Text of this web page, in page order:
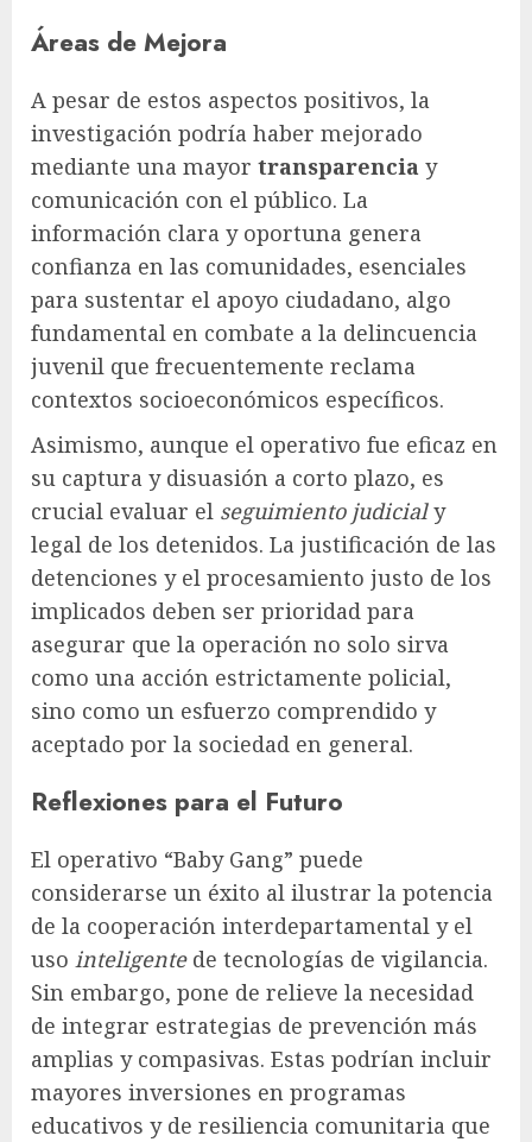
Áreas de Mejora
A pesar de estos aspectos positivos, la
investigación podría haber mejorado
mediante una mayor transparencia y
comunicación con el público. La
información clara y oportuna genera
confianza en las comunidades, esenciales
para sustentar el apoyo ciudadano, algo
fundamental en combate a la delincuencia
juvenil que frecuentemente reclama
contextos socioeconómicos específicos.
Asimismo, aunque el operativo fue eficaz en
su captura y disuasión a corto plazo, es
crucial evaluar el seguimiento judicialy
legal de los detenidos. La justificación de las
detenciones y el procesamiento justo de los
implicados deben ser prioridad para
asegurar que la operación no solo sirva
como una acción estrictamente policial,
sino como un esfuerzo comprendido y
aceptado por la sociedad en general.
Reflexiones para el Futuro
El operativo “Baby Gang” puede
considerarse un éxito al ilustrar la potencia
de la cooperación interdepartamental y el
uso inteligentede tecnologías de vigilancia.
Sin embargo, pone de relieve la necesidad
de integrar estrategias de prevención más
amplias y compasivas. Estas podrían incluir
mayores inversiones en programas
educativos y de resiliencia comunitaria que